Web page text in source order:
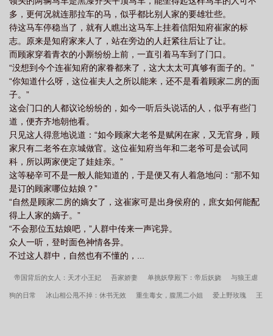
多，更何况就连那拉车的马，似乎都比别人家的要雄壮些。
待这马车停稳当了，就有人瞧出这马车上挂着信阳知府崔家的标
志。原来是知府家来人了，站在旁边的人赶紧往后让了让。
而顾家穿着青衣的小厮纷纷上前，一直引着马车到了门口。
“没想到今个连崔知府的家眷都来了，这大太太可真够有面子的。”
“你知道什么呀，这位崔夫人之所以能来，还不是看着顾家二房的面
子。”
这会门口的人都议论纷纷的，如今一听后头说话的人，似乎有些门
道，便齐齐地朝他看。
只见这人得意地说道：“如今顾家大老爷是赋闲在家，又无官身，顾
家只有二老爷在京城做官。这位崔知府当年和二老爷可是会试同
科，所以两家便定了娃娃亲。”
这等秘辛可不是一般人能知道的，于是便又有人着急地问：“那不知
是订的顾家哪位姑娘？”
“自然是顾家二房的嫡女了，这崔家可是出身侯府的，庶女如何能配
得上人家的嫡子。”
“不会那位五姑娘吧，”人群中传来一声诧异。
众人一听，登时面色神情各异。
不过这人群中，自然也有不懂的，...
帝国背后的女人：天才小王妃 吾家娇妻 单挑妖孽殿下：帝后妖娆 与狼王虐
狗的日常 冰山相公甩不掉：休书无效 重生毒女，腹黑二小姐 爱上野玫瑰 王